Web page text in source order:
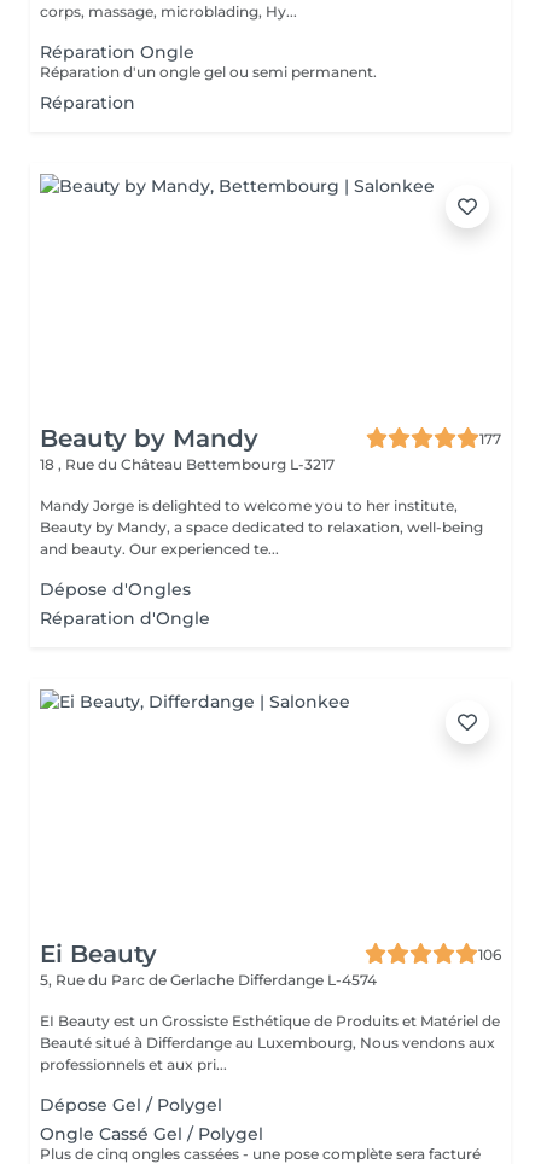
corps, massage, microblading, Hy...
Réparation Ongle
Réparation d'un ongle gel ou semi permanent.
Réparation
Beauty by Mandy
177
18 , Rue du Château Bettembourg L-3217
Mandy Jorge is delighted to welcome you to her institute,
Beauty by Mandy, a space dedicated to relaxation, well-being
and beauty. Our experienced te...
Dépose d'Ongles
Réparation d'Ongle
Ei Beauty
106
5, Rue du Parc de Gerlache Differdange L-4574
EI Beauty est un Grossiste Esthétique de Produits et Matériel de
Beauté situé à Differdange au Luxembourg, Nous vendons aux
professionnels et aux pri...
Dépose Gel / Polygel
Ongle Cassé Gel / Polygel
Plus de cinq ongles cassées - une pose complète sera facturé